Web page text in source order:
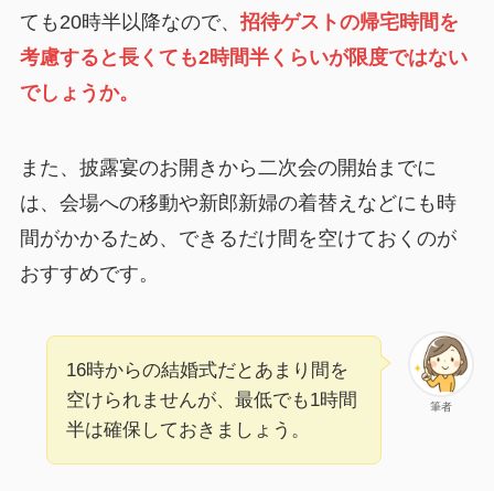
ても20時半以降なので、 招待ゲストの帰宅時間を
考慮すると長くても2時間半くらいが限度ではない
でしょうか。
また、披露宴のお開きから二次会の開始までに
は、会場への移動や新郎新婦の着替えなどにも時
間がかかるため、できるだけ間を空けておくのが
おすすめです。
筆者
16時からの結婚式だとあまり間を
空けられませんが、最低でも1時間
半は確保しておきましょう。